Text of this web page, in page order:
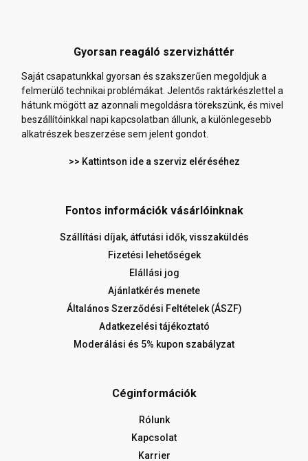
Gyorsan reagáló szervizháttér
Saját csapatunkkal gyorsan és szakszerűen megoldjuk a
felmerülő technikai problémákat. Jelentős raktárkészlettel a
hátunk mögött az azonnali megoldásra törekszünk, és mivel
beszállítóinkkal napi kapcsolatban állunk, a különlegesebb
alkatrészek beszerzése sem jelent gondot.
>> Kattintson ide a szerviz eléréséhez
Fontos információk vásárlóinknak
Szállítási díjak, átfutási idők, visszaküldés
Fizetési lehetőségek
Elállási jog
Ajánlatkérés menete
Általános Szerződési Feltételek (ÁSZF)
Adatkezelési tájékoztató
Moderálási és 5% kupon szabályzat
Céginformációk
Rólunk
Kapcsolat
Karrier